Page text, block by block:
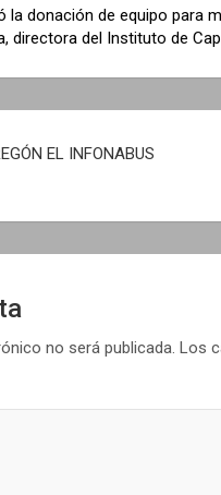
donación de equipo para
directora del Instituto de
EL INFONABUS
no será publicada. Los